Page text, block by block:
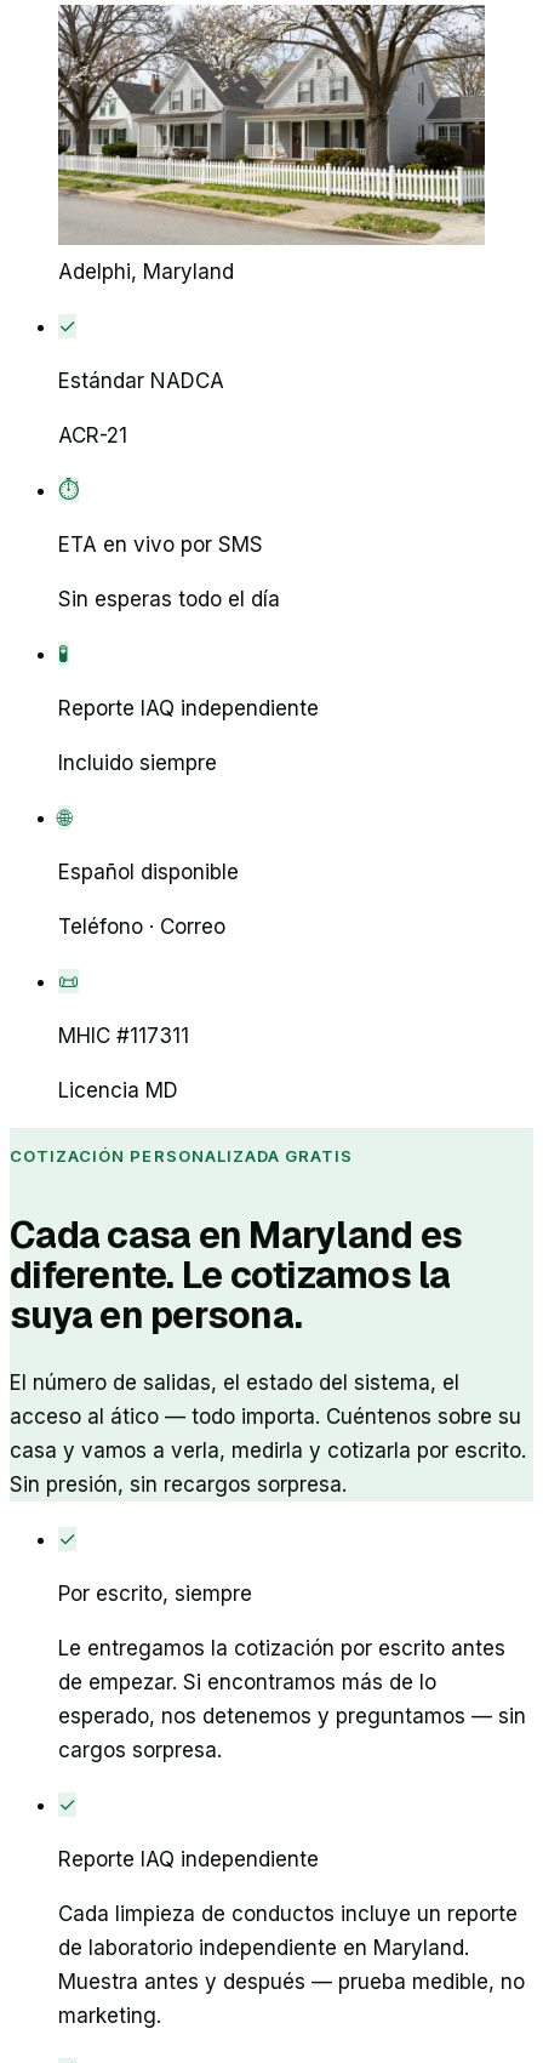
Adelphi, Maryland
✓
Estándar NADCA
ACR-21
⏱
ETA en vivo por SMS
Sin esperas todo el día
🧪
Reporte IAQ independiente
Incluido siempre
🌐
Español disponible
Teléfono · Correo
📜
MHIC #117311
Licencia MD
COTIZACIÓN PERSONALIZADA GRATIS
Cada casa en Maryland es
diferente. Le cotizamos la
suya en persona.
El número de salidas, el estado del sistema, el
acceso al ático — todo importa. Cuéntenos sobre su
casa y vamos a verla, medirla y cotizarla por escrito.
Sin presión, sin recargos sorpresa.
✓
Por escrito, siempre
Le entregamos la cotización por escrito antes
de empezar. Si encontramos más de lo
esperado, nos detenemos y preguntamos — sin
cargos sorpresa.
✓
Reporte IAQ independiente
Cada limpieza de conductos incluye un reporte
de laboratorio independiente en Maryland.
Muestra antes y después — prueba medible, no
marketing.